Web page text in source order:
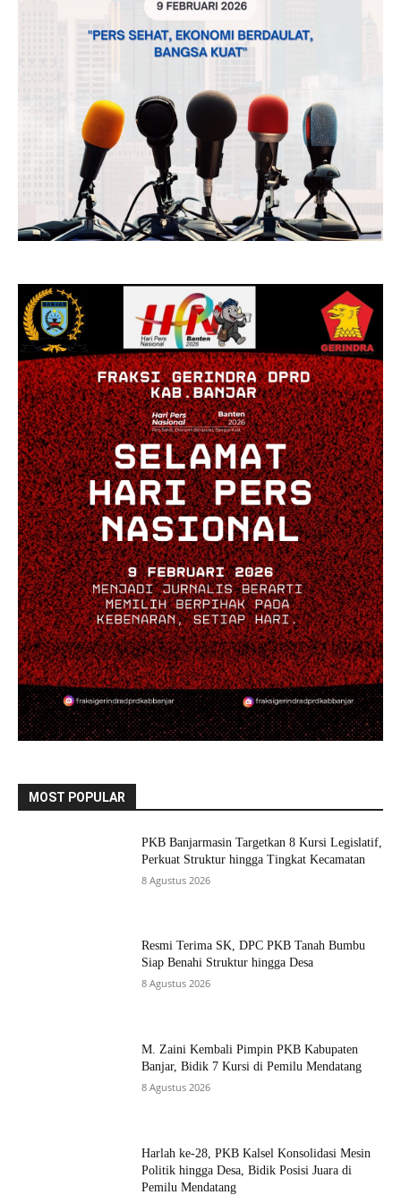
MOST POPULAR
PKB Banjarmasin Targetkan 8 Kursi Legislatif,
Perkuat Struktur hingga Tingkat Kecamatan
8 Agustus 2026
Resmi Terima SK, DPC PKB Tanah Bumbu
Siap Benahi Struktur hingga Desa
8 Agustus 2026
M. Zaini Kembali Pimpin PKB Kabupaten
Banjar, Bidik 7 Kursi di Pemilu Mendatang
8 Agustus 2026
Harlah ke-28, PKB Kalsel Konsolidasi Mesin
Politik hingga Desa, Bidik Posisi Juara di
Pemilu Mendatang